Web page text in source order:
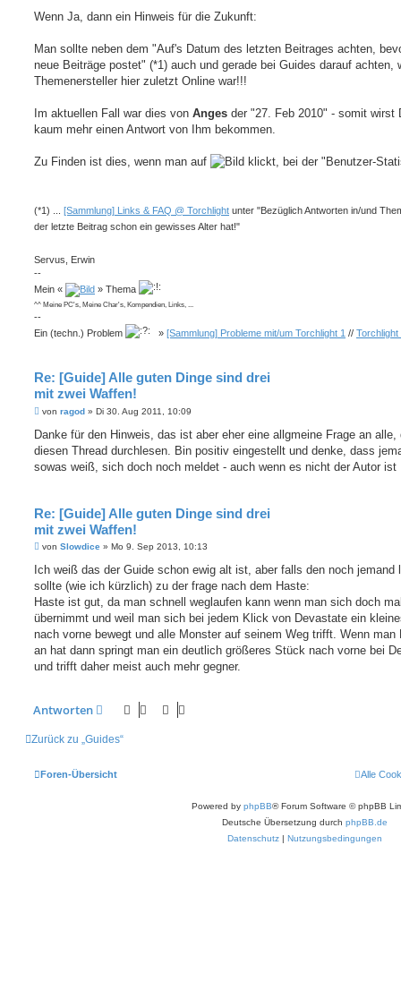
Wenn Ja, dann ein Hinweis für die Zukunft:
Man sollte neben dem "Auf's Datum des letzten Beitrages achten,
neue Beiträge postet" (*1) auch und gerade bei Guides darauf achten,
Themenersteller hier zuletzt Online war!!!
Im aktuellen Fall war dies von Anges der "27. Feb 2010" - somit wirst
kaum mehr einen Antwort von Ihm bekommen.
Zu Finden ist dies, wenn man auf klickt, bei der "Benutzer-
(*1) ... [Sammlung] Links & FAQ @ Torchlight unter "Bezüglich Antworten in/und
der letzte Beitrag schon ein gewisses Alter hat!"
Servus, Erwin
--
Mein «
» Thema
^^ Meine PC's, Meine Char's, Kompendien, Links, ...
--
Ein (techn.) Problem
» [Sammlung] Probleme mit/um Torchlight 1 // Torchlight
Re: [Guide] Alle guten Dinge sind drei
mit zwei Waffen!
B
i
r
a
von ragod » Di 30. Aug 2011, 10:09
Danke für den Hinweis, das ist aber eher eine allgmeine Frage an alle,
diesen Thread durchlesen. Bin positiv eingestellt und denke, dass
sowas weiß, sich doch noch meldet - auch wenn es nicht der Autor ist
Re: [Guide] Alle guten Dinge sind drei
mit zwei Waffen!
B
i
r
a
von Slowdice » Mo 9. Sep 2013, 10:13
Ich weiß das der Guide schon ewig alt ist, aber falls den noch jemand
sollte (wie ich kürzlich) zu der frage nach dem Haste:
Haste ist gut, da man schnell weglaufen kann wenn man sich doch
übernimmt und weil man sich bei jedem Klick von Devastate ein
nach vorne bewegt und alle Monster auf seinem Weg trifft. Wenn man
an hat dann springt man ein deutlich größeres Stück nach vorne bei
und trifft daher meist auch mehr gegner.
Antworten
Zurück zu „Guides“
Foren-Übersicht Alle
Powered by phpBB® Forum Software © phpBB
Deutsche Übersetzung durch phpBB.de
Datenschutz | Nutzungsbedingungen